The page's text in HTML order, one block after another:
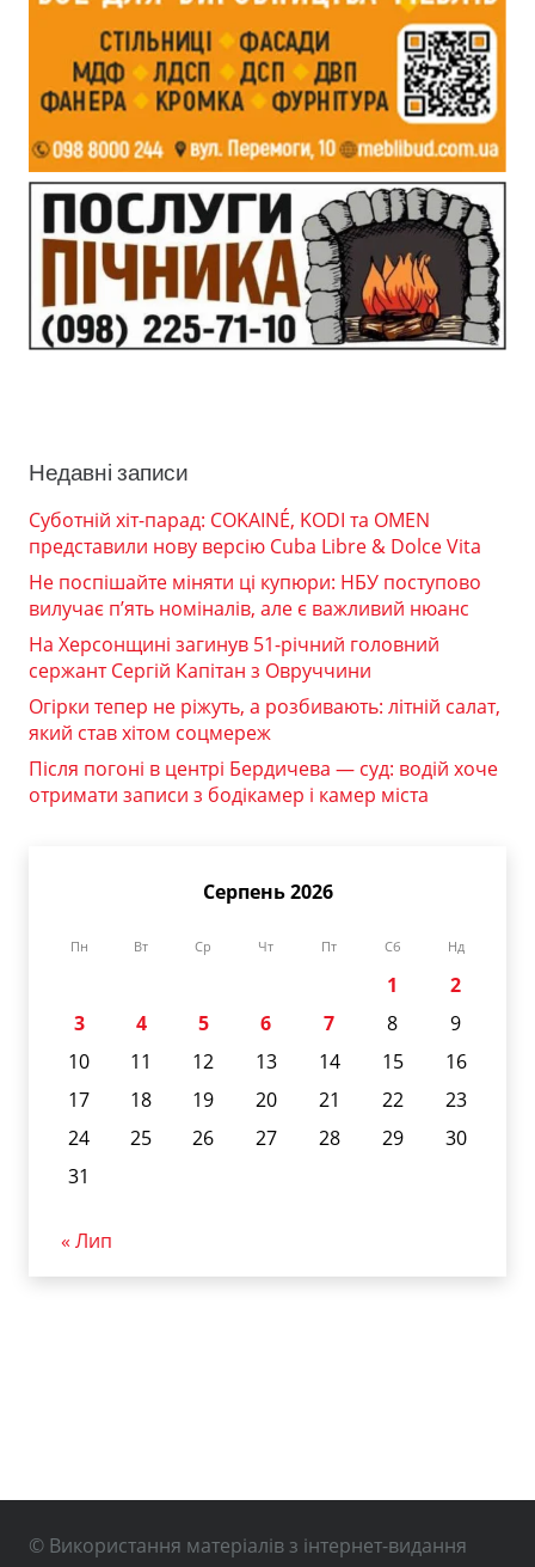
Недавні записи
Суботній хіт-парад: COKAINÉ, KODI та OMEN
представили нову версію Cuba Libre & Dolce Vita
Не поспішайте міняти ці купюри: НБУ поступово
вилучає п’ять номіналів, але є важливий нюанс
На Херсонщині загинув 51-річний головний
сержант Сергій Капітан з Овруччини
Огірки тепер не ріжуть, а розбивають: літній салат,
який став хітом соцмереж
Після погоні в центрі Бердичева — суд: водій хоче
отримати записи з бодікамер і камер міста
Серпень 2026
Пн Вт Ср Чт Пт Сб Нд
1
2
3
4 5 6 7 8
9
10
11 12 13 14 15
16
17
18 19 20 21 22
23
24
25 26 27 28 29
30
31
« Лип
© Використання матеріалів з інтернет-видання